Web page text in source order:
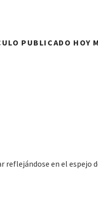
PUBLICADO HOY
en el espejo